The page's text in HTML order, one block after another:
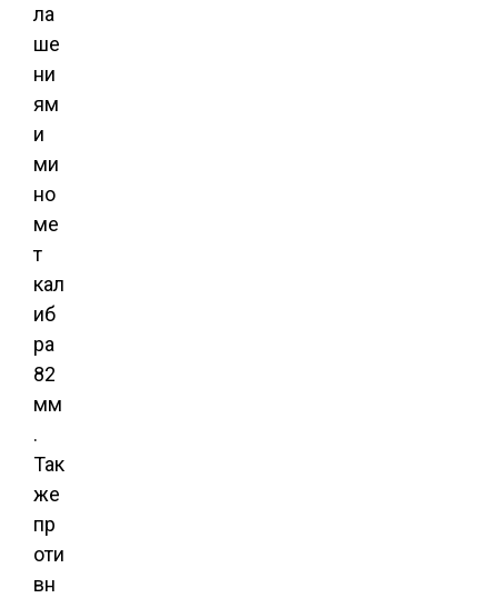
ла
ше
ни
ям
и
ми
но
ме
т
кал
иб
ра
82
мм
.
Так
же
пр
оти
вн